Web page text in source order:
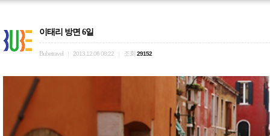
이태리 방면 6일
Bubetravel 2013.12.06 08:22 조회 29152